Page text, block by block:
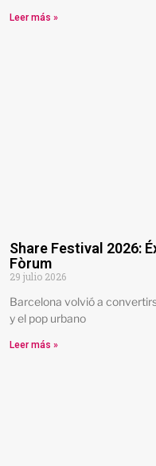
Leer más »
Share Festival 2026:
Fòrum
29 julio 2026
Barcelona volvió a
y el pop urbano
Leer más »